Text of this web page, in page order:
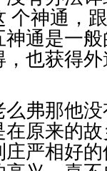
个神通，
通是一
也获得
弗那他
原来的
严相好